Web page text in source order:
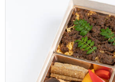
残念。しっかり厚みあるうな
ぎ以外にもおかずをしっかり
のいい弁当です。
ご利用シーン：会食・接待›MR
千葉県千葉市中央区青葉町2025/